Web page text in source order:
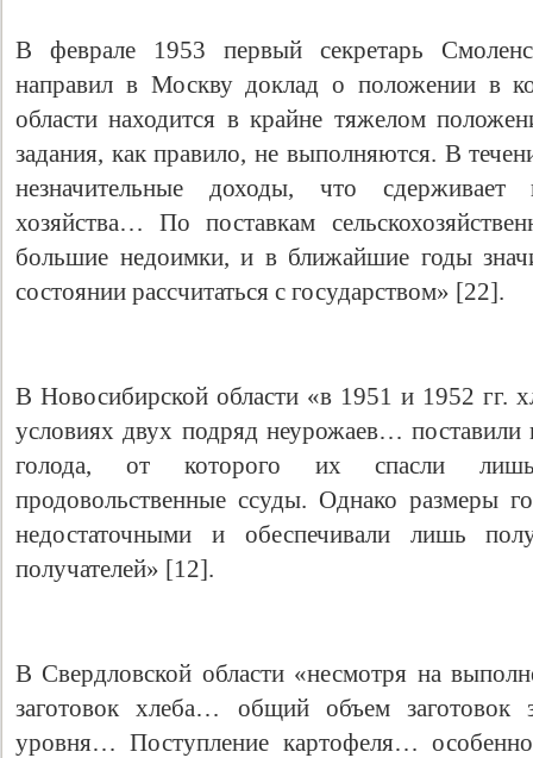
В феврале 1953 первый секретарь
направил в Москву доклад о положении в
области находится в крайне тяжелом
задания, как правило, не выполняются. В
незначительные доходы, что сдерживает
хозяйства… По поставкам
большие недоимки, и в ближайшие годы
состоянии рассчитаться с государством» [22].
В Новосибирской области «в 1951 и 1952 гг.
условиях двух подряд неурожаев… поставили
голода, от которого их спасли лишь
продовольственные ссуды. Однако размеры
недостаточными и обеспечивали лишь
получателей» [12].
В Свердловской области «несмотря на
заготовок хлеба… общий объем заготовок
уровня… Поступление картофеля…